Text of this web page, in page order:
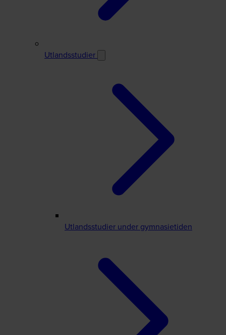
Utlandsstudier
Utlandsstudier under gymnasietiden